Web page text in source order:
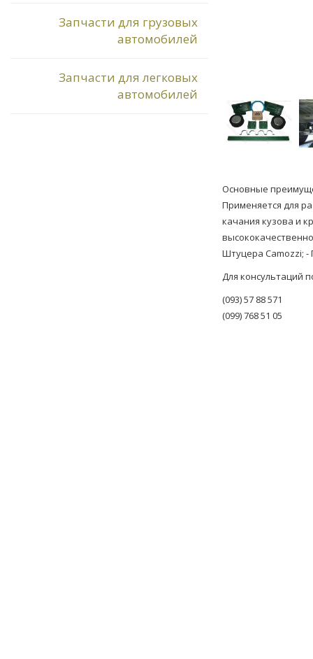
Запчасти для грузовых
автомобилей
Запчасти для легковых
автомобилей
Основные
Применяется для
качания кузова и
Штуцера Camozzi; -
Для консультаций
(093) 57 88 571
(099) 768 51 05